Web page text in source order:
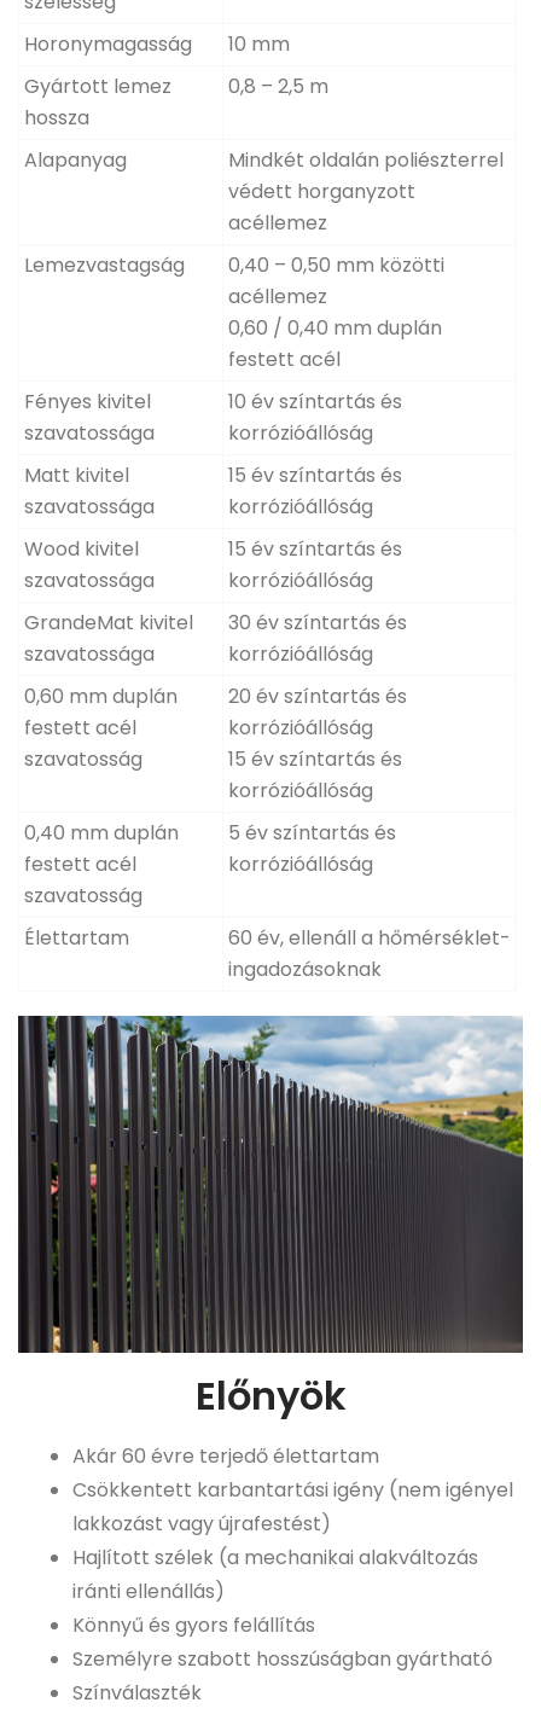
Horonymagasság
10 mm
Gyártott lemez
hossza
0,8 – 2,5 m
Alapanyag
Mindkét oldalán poliészterrel
védett horganyzott
acéllemez
Lemezvastagság
0,40 – 0,50 mm közötti
acéllemez
0,60 / 0,40 mm duplán
festett acél
Fényes kivitel
szavatossága
10 év színtartás és
korrózióállóság
Matt kivitel
szavatossága
15 év színtartás és
korrózióállóság
Wood kivitel
szavatossága
15 év színtartás és
korrózióállóság
GrandeMat kivitel
szavatossága
30 év színtartás és
korrózióállóság
0,60 mm duplán
festett acél
szavatosság
20 év színtartás és
korrózióállóság
15 év színtartás és
korrózióállóság
0,40 mm duplán
festett acél
szavatosság
5 év színtartás és
korrózióállóság
Élettartam
60 év, ellenáll a hőmérséklet-
ingadozásoknak
Előnyök
Akár 60 évre terjedő élettartam
Csökkentett karbantartási igény (nem igényel
lakkozást vagy újrafestést)
Hajlított szélek (a mechanikai alakváltozás
iránti ellenállás)
Könnyű és gyors felállítás
Személyre szabott hosszúságban gyártható
Színválaszték